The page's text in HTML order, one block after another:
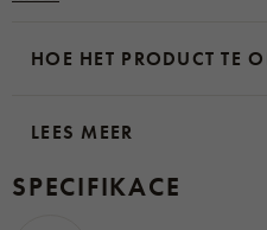
dansende schapen,
ookelke slaapkamer of
HOE HET PRODUCT TE
LEES MEER
SPECIFIKACE